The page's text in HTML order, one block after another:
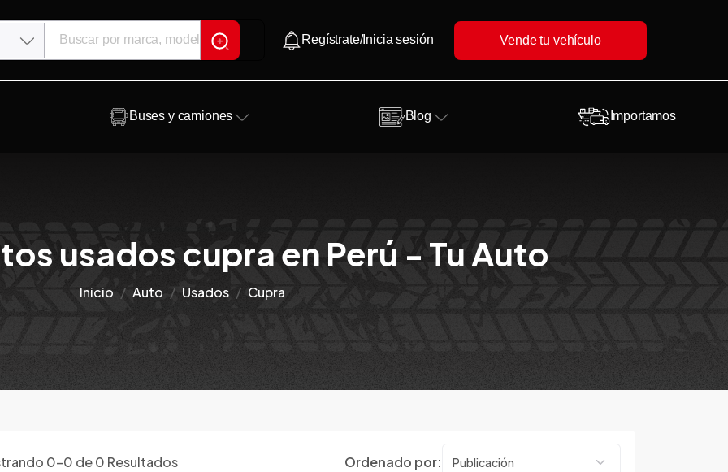
Regístrate/Inicia sesión Vende tu vehículo
Buses y camiones Blog Importamos
usados cupra en Perú - Tu Auto
Inicio Auto Usados Cupra
0-0 de0 Resultados Ordenado por: